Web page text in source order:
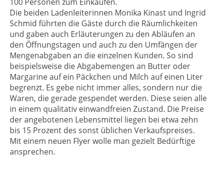
Die beiden Ladenleiterinnen Monika Kinast und Ingrid
Schmid führten die Gäste durch die Räumlichkeiten
und gaben auch Erläuterungen zu den Abläufen an
den Öffnungstagen und auch zu den Umfängen der
Mengenabgaben an die einzelnen Kunden. So sind
beispielsweise die Abgabemengen an Butter oder
Margarine auf ein Päckchen und Milch auf einen Liter
begrenzt. Es gebe nicht immer alles, sondern nur die
Waren, die gerade gespendet werden. Diese seien alle
in einem qualitativ einwandfreien Zustand. Die Preise
der angebotenen Lebensmittel liegen bei etwa zehn
bis 15 Prozent des sonst üblichen Verkaufspreises.
Mit einem neuen Flyer wolle man gezielt Bedürftige
ansprechen.